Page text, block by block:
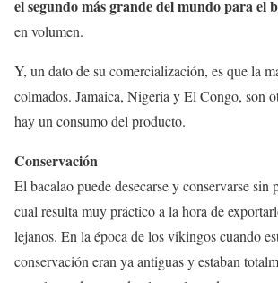
el segundo más grande del mundo para el
en volumen.
Y, un dato de su comercialización, es que la
colmados. Jamaica, Nigeria y El Congo, son
hay un consumo del producto.
Conservación
El bacalao puede desecarse y conservarse sin
cual resulta muy práctico a la hora de
lejanos. En la época de los vikingos cuando
conservación eran ya antiguas y estaban